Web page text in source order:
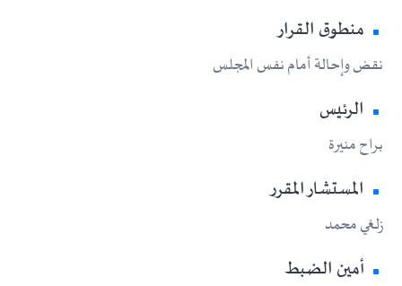
منطوق القرار
نقض وإحالة أمام نفس المجلس
الرئيس
براح منيرة
المستشار المقرر
زلغي محمد
أمين الضبط